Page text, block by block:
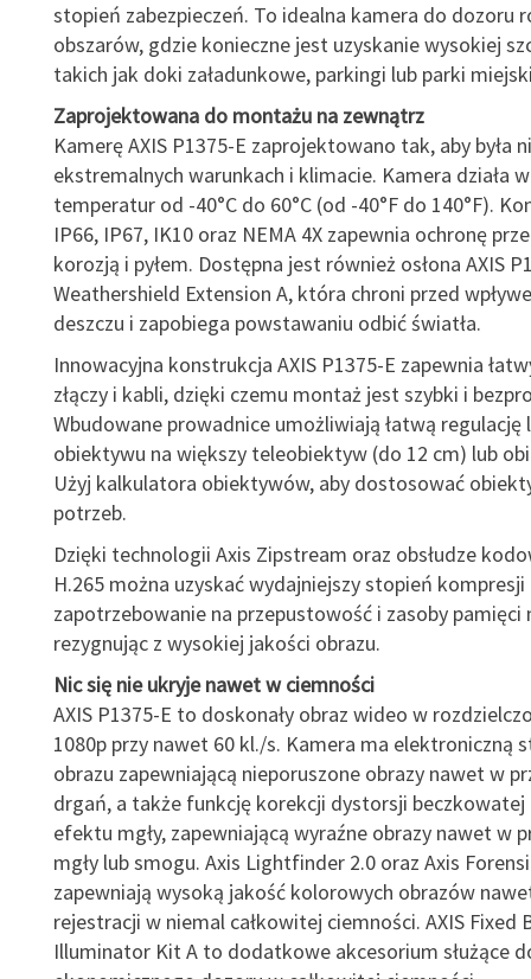
stopień zabezpieczeń. To idealna kamera do dozoru
obszarów, gdzie konieczne jest uzyskanie wysokiej
takich jak doki załadunkowe, parkingi lub parki
Zaprojektowana do montażu na zewnątrz
Kamerę AXIS P1375-E zaprojektowano tak, aby była
ekstremalnych warunkach i klimacie. Kamera działa
temperatur od -40°C do 60°C (od -40°F do 140°F).
IP66, IP67, IK10 oraz NEMA 4X zapewnia ochronę
korozją i pyłem. Dostępna jest również osłona AXIS
Weathershield Extension A, która chroni przed
deszczu i zapobiega powstawaniu odbić światła.
Innowacyjna konstrukcja AXIS P1375-E zapewnia
złączy i kabli, dzięki czemu montaż jest szybki i
Wbudowane prowadnice umożliwiają łatwą regulację
obiektywu na większy teleobiektyw (do 12 cm) lub
Użyj kalkulatora obiektywów, aby dostosować
potrzeb.
Dzięki technologii Axis Zipstream oraz obsłudze
H.265 można uzyskać wydajniejszy stopień kompresji
zapotrzebowanie na przepustowość i zasoby pamięci
rezygnując z wysokiej jakości obrazu.
Nic się nie ukryje nawet w ciemności
AXIS P1375-E to doskonały obraz wideo w
1080p przy nawet 60 kl./s. Kamera ma elektroniczną
obrazu zapewniającą nieporuszone obrazy nawet w
drgań, a także funkcję korekcji dystorsji beczkowatej
efektu mgły, zapewniającą wyraźne obrazy nawet w
mgły lub smogu. Axis Lightfinder 2.0 oraz Axis
zapewniają wysoką jakość kolorowych obrazów
rejestracji w niemal całkowitej ciemności. AXIS Fixed
Illuminator Kit A to dodatkowe akcesorium służące